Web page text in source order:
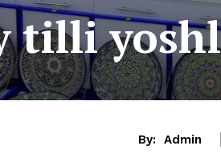
tilli
By: Admin